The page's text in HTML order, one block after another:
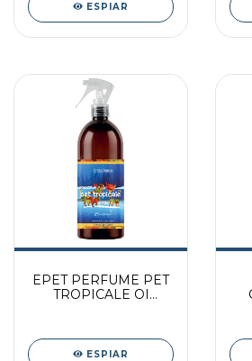
ESPIAR
EPET PERFUME PET
TROPICALE OI
ESPIAR